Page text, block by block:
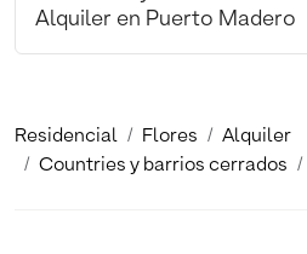
Alquiler en Puerto Madero
Residencial Flores
Alquiler
Countries y barrios cerrados